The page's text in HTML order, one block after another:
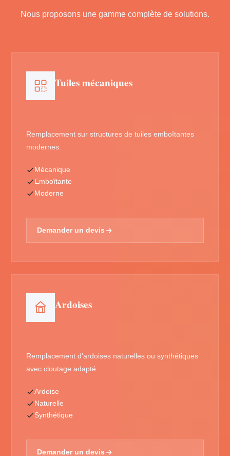
Nous proposons une gamme complète de solutions.
Tuiles mécaniques
Remplacement sur structures de tuiles emboîtantes
modernes.
Mécanique
Emboîtante
Moderne
Demander un devis
Ardoises
Remplacement d'ardoises naturelles ou synthétiques
avec cloutage adapté.
Ardoise
Naturelle
Synthétique
Demander un devis